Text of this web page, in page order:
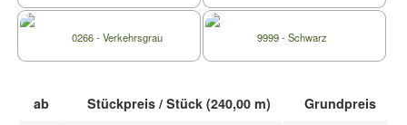
0266 - Verkehrsgrau 9999 - Schwarz
ab Stückpreis / Stück (240,00 m) Grundpreis